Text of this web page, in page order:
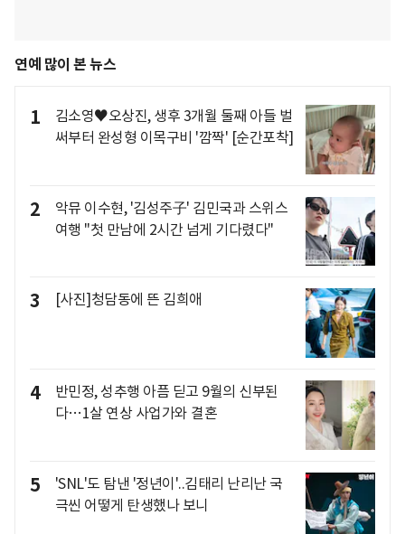
연예 많이 본 뉴스
1
김소영♥오상진, 생후 3개월 둘째 아들 벌
써부터 완성형 이목구비 '깜짝' [순간포착]
2
악뮤 이수현, '김성주子' 김민국과 스위스
여행 "첫 만남에 2시간 넘게 기다렸다"
3 [사진]청담동에 뜬 김희애
4
반민정, 성추행 아픔 딛고 9월의 신부된
다…1살 연상 사업가와 결혼
5
'SNL'도 탐낸 '정년이'..김태리 난리난 국
극씬 어떻게 탄생했나 보니